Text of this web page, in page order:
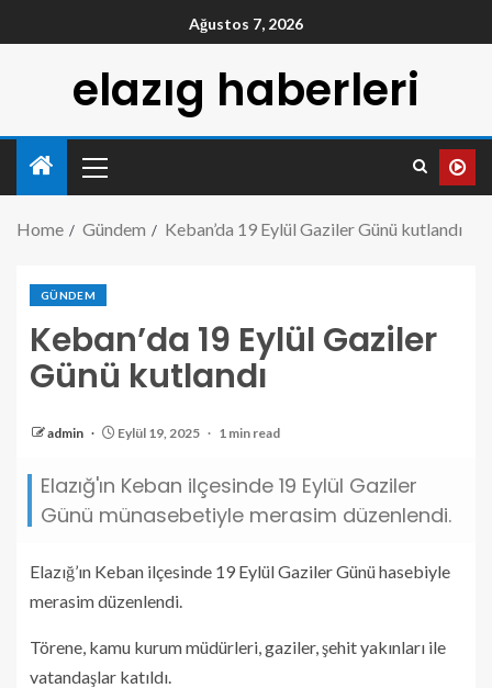
Ağustos 7, 2026
elazıg haberleri
Home Gündem Keban’da 19 Eylül Gaziler Günü kutlandı
GÜNDEM
Keban’da 19 Eylül Gaziler
Günü kutlandı
admin Eylül 19, 2025 1 min read
Elazığ'ın Keban ilçesinde 19 Eylül Gaziler
Günü münasebetiyle merasim düzenlendi.
Elazığ’ın Keban ilçesinde 19 Eylül Gaziler Günü hasebiyle
merasim düzenlendi.
Törene, kamu kurum müdürleri, gaziler, şehit yakınları ile
vatandaşlar katıldı.